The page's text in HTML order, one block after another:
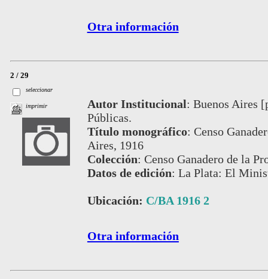
Otra información
2 / 29
seleccionar
imprimir Autor Institucional: Buenos Aires
Públicas.
Título monográfico: Censo
Aires, 1916
Colección: Censo Ganadero de la
Datos de edición: La Plata: El
Ubicación: C/BA 1916 2
Otra información